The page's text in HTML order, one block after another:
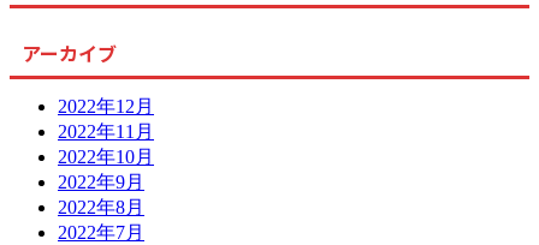
アーカイブ
2022年12月
2022年11月
2022年10月
2022年9月
2022年8月
2022年7月